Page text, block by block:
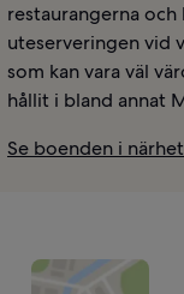
restaurangerna och
uteserveringen vid
som kan vara väl
hållit i bland annat
Se boenden i